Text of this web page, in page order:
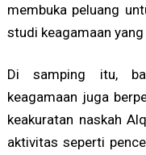
membuka peluang
studi keagamaan
Di samping itu,
keagamaan juga
keakuratan naskah
aktivitas seperti